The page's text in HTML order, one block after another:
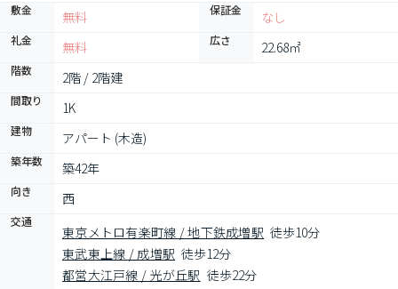
敷金 無料 保証金 なし
礼金 無料 広さ 22.68㎡
階数 2階 / 2階建
間取り 1K
建物 アパート (木造)
築年数 築42年
向き 西
交通
東京メトロ有楽町線 / 地下鉄成増駅 徒歩10分
東武東上線 / 成増駅 徒歩12分
都営大江戸線 / 光が丘駅 徒歩22分